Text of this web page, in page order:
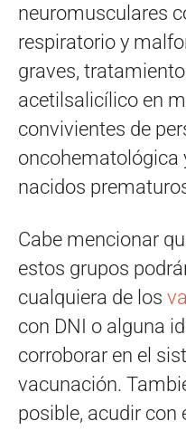
neuromusculares
respiratorio y
graves,
acetilsalicílico en
convivientes de
oncohematológica
nacidos
Cabe mencionar
estos grupos
cualquiera de los
con DNI o alguna
corroborar en el
vacunación.
posible, acudir con